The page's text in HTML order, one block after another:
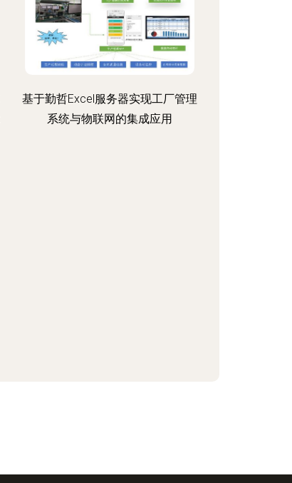
基于勤哲Excel服务器实现工厂管理
系统与物联网的集成应用